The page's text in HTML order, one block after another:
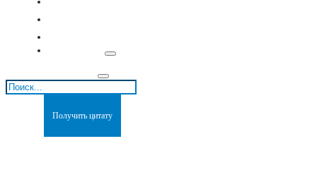
Поиск
Получить цитату